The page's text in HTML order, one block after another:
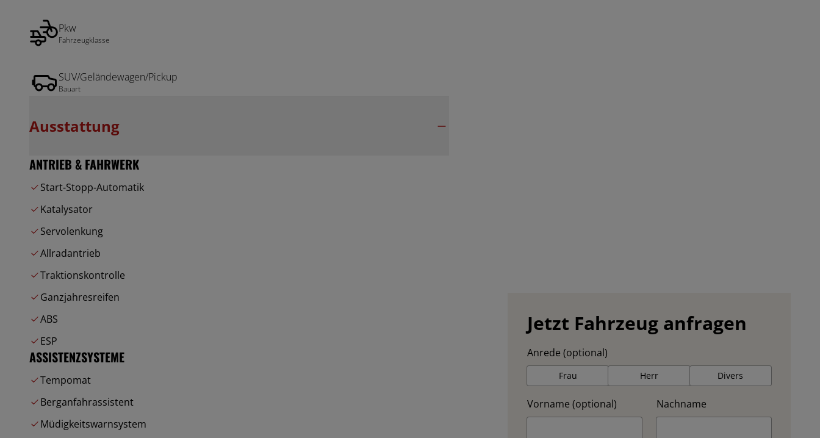
Pkw
Fahrzeugklasse
SUV/Geländewagen/Pickup
Bauart
Ausstattung
ANTRIEB & FAHRWERK
Start-Stopp-Automatik
Katalysator
Servolenkung
Allradantrieb
Traktionskontrolle
Ganzjahresreifen
ABS
ESP
ASSISTENZSYSTEME
Tempomat
Berganfahrassistent
Müdigkeitswarnsystem
Jetzt Fahrzeug anfragen
Anrede (optional)
Frau Herr Divers
Vorname (optional) Nachname